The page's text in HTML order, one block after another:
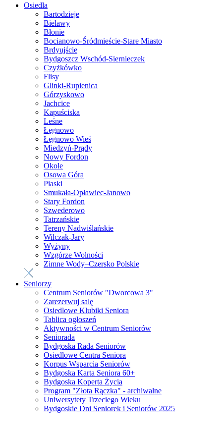
Osiedla
Bartodzieje
Bielawy
Błonie
Bocianowo-Śródmieście-Stare Miasto
Brdyujście
Bydgoszcz Wschód-Siernieczek
Czyżkówko
Flisy
Glinki-Rupienica
Górzyskowo
Jachcice
Kapuściska
Leśne
Łęgnowo
Łęgnowo Wieś
Miedzyń-Prądy
Nowy Fordon
Okole
Osowa Góra
Piaski
Smukała-Opławiec-Janowo
Stary Fordon
Szwederowo
Tatrzańskie
Tereny Nadwiślańskie
Wilczak-Jary
Wyżyny
Wzgórze Wolności
Zimne Wody–Czersko Polskie
Seniorzy
Centrum Seniorów "Dworcowa 3"
Zarezerwuj salę
Osiedlowe Klubiki Seniora
Tablica ogłoszeń
Aktywności w Centrum Seniorów
Seniorada
Bydgoska Rada Seniorów
Osiedlowe Centra Seniora
Korpus Wsparcia Seniorów
Bydgoska Karta Seniora 60+
Bydgoska Koperta Życia
Program "Złota Rączka" - archiwalne
Uniwersytety Trzeciego Wieku
Bydgoskie Dni Seniorek i Seniorów 2025